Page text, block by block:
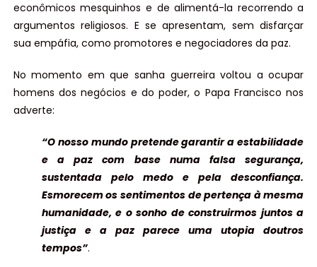
econômicos mesquinhos e de alimentá-la recorrendo a
argumentos religiosos. E se apresentam, sem disfarçar
sua empáfia, como promotores e negociadores da paz.
No momento em que sanha guerreira voltou a ocupar
homens dos negócios e do poder, o Papa Francisco nos
adverte:
“O nosso mundo pretende garantir a estabilidade
e a paz com base numa falsa segurança,
sustentada pelo medo e pela desconfiança.
Esmorecem os sentimentos de pertença à mesma
humanidade, e o sonho de construirmos juntos a
justiça e a paz parece uma utopia doutros
tempos”.